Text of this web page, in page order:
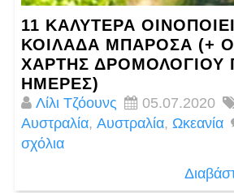
11 ΚΑΛΎΤΕΡΑ
ΚΟΙΛΆΔΑ ΜΠΑΡΌΣΑ (+
ΧΆΡΤΗΣ ΔΡΟΜΟΛΟΓΊΟΥ
ΗΜΈΡΕΣ)
Λίλι Τζόουνς 05.07.2020
Αυστραλία, Αυστραλία, Ωκεανία
σχόλια